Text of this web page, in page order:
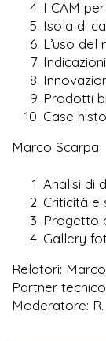
I CAM
Isola di
L’uso del
Prodotti
Case
Marco Scarpa
Analisi di
Criticità e
Progetto
Gallery
Relatori:
Partner
Moderatore: